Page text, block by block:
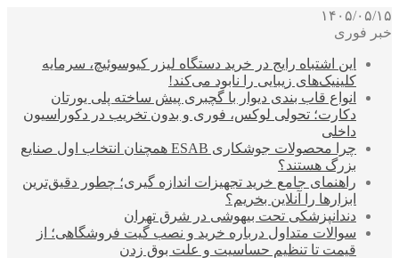
۱۴۰۵/۰۵/۱۵
خبر فوری
این اشتباه رایج در خرید دستگاه لیزر کیوسوئیچ، سرمایه
کلینیک‌های زیبایی را نابود می‌کند!
انواع قاب بندی دیوار با گچبری پیش ساخته پلی یورتان
دکارت؛ تحولی لوکس، فوری و بدون تخریب در دکوراسیون
داخلی
چرا محصولات جوشکاری ESAB همچنان انتخاب اول صنایع
بزرگ هستند؟
راهنمای جامع خرید تجهیزات اندازه گیری؛ چطور دقیق‌ترین
ابزارها را آنلاین بخریم؟
دندانپزشکی تحت بیهوشی در شرق تهران
سوالات متداول درباره خرید و نصب گیت فروشگاهی؛ از
قیمت تا تنظیم حساسیت و علت بوق زدن